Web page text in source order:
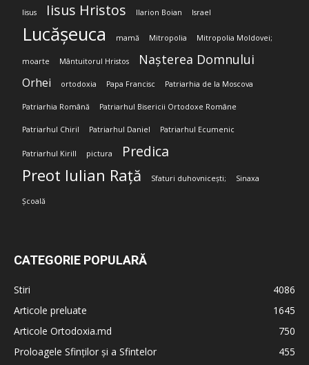
Iisus Iisus Hristos Ilarion Boian Israel
Lucășeuca mamă Mitropolia Mitropolia Moldovei;
moarte Mântuitorul Hristos Nașterea Domnului
Orhei ortodoxia Papa Francisc Patriarhia de la Moscova
Patriarhia Română Patriarhul Bisericii Ortodoxe Române
Patriarhul Chiril Patriarhul Daniel Patriarhul Ecumenic
Patriarhul Kirill pictura Predica
Preot Iulian Rață Sfaturi duhovnicești; Sinaxa
Școală
CATEGORIE POPULARĂ
Stiri
4086
Articole preluate
1645
Articole Ortodoxia.md
750
Proloagele Sfinților și a Sfintelor
455